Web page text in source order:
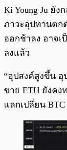
Ki Young Ju ยัง
ภาวะอุปทานตก
ออกช้าลง อาจ
ลงแล้ว
“อุปสงค์สูงขึ้น
ขาย ETH ยังค
แลกเปลี่ยน